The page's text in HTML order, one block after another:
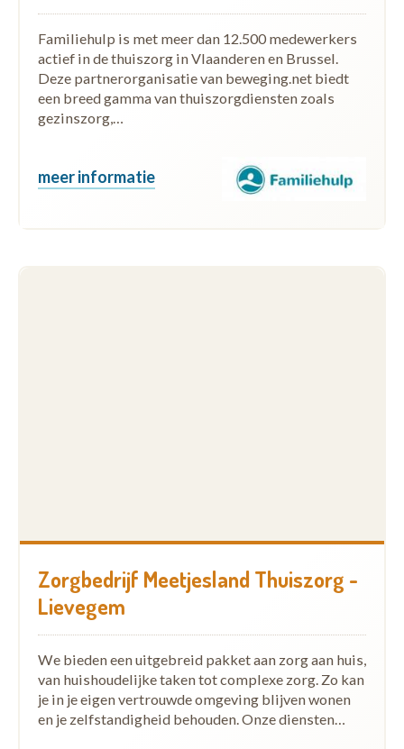
Familiehulp is met meer dan 12.500 medewerkers
actief in de thuiszorg in Vlaanderen en Brussel.
Deze partnerorganisatie van beweging.net biedt
een breed gamma van thuiszorgdiensten zoals
gezinszorg,…
meer informatie
Zorgbedrijf Meetjesland Thuiszorg -
Lievegem
We bieden een uitgebreid pakket aan zorg aan huis,
van huishoudelijke taken tot complexe zorg. Zo kan
je in je eigen vertrouwde omgeving blijven wonen
en je zelfstandigheid behouden. Onze diensten…